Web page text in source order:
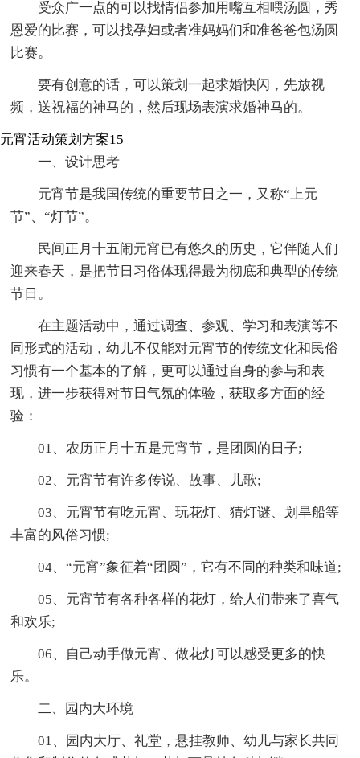
受众广一点的可以找情侣参加用嘴互相喂汤圆，秀
恩爱的比赛，可以找孕妇或者准妈妈们和准爸爸包汤圆
比赛。
要有创意的话，可以策划一起求婚快闪，先放视
频，送祝福的神马的，然后现场表演求婚神马的。
元宵活动策划方案15
一、设计思考
元宵节是我国传统的重要节日之一，又称“上元
节”、“灯节”。
民间正月十五闹元宵已有悠久的历史，它伴随人们
迎来春天，是把节日习俗体现得最为彻底和典型的传统
节日。
在主题活动中，通过调查、参观、学习和表演等不
同形式的活动，幼儿不仅能对元宵节的传统文化和民俗
习惯有一个基本的了解，更可以通过自身的参与和表
现，进一步获得对节日气氛的体验，获取多方面的经
验：
01、农历正月十五是元宵节，是团圆的日子;
02、元宵节有许多传说、故事、儿歌;
03、元宵节有吃元宵、玩花灯、猜灯谜、划旱船等
丰富的风俗习惯;
04、“元宵”象征着“团圆”，它有不同的种类和味道;
05、元宵节有各种各样的花灯，给人们带来了喜气
和欢乐;
06、自己动手做元宵、做花灯可以感受更多的快
乐。
二、园内大环境
01、园内大厅、礼堂，悬挂教师、幼儿与家长共同